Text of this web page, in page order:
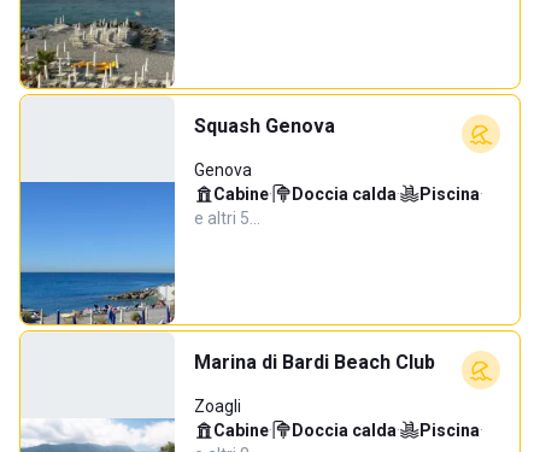
Squash Genova
Genova
Cabine· Doccia calda· Piscina·
e altri 5…
Marina di Bardi Beach Club
Zoagli
Cabine· Doccia calda· Piscina·